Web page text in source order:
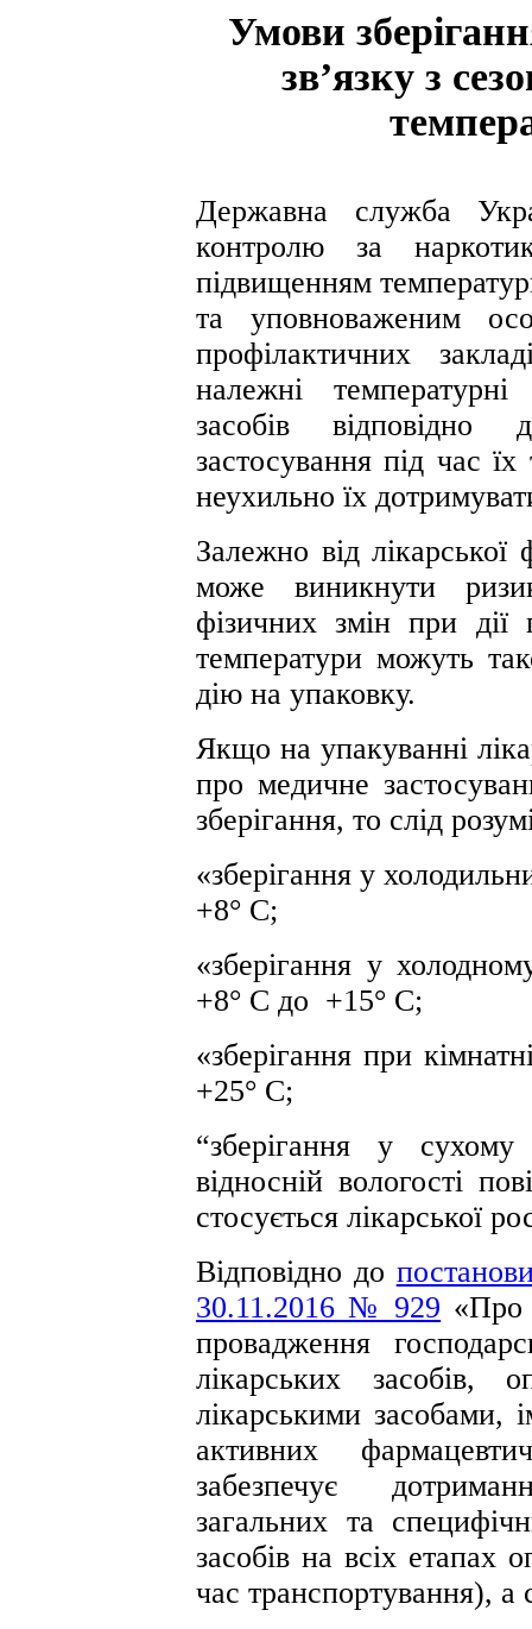
Умови
зв’язку з
Державна служба
контролю за
підвищенням
та уповноваженим
профілактичних
належні
засобів
застосування під час
неухильно їх
Залежно від лікарської
може виникнути
фізичних змін при дії
температури можуть
дію на упаковку.
Якщо на упакуванні
про медичне
зберігання, то слід
«зберігання у
+8° С;
«зберігання у
+8° С до +15° С;
«зберігання при
+25° С;
“зберігання у
відносній вологості
стосується лікарської
Відповідно до
30.11.2016 № 929 «Про
провадження
лікарських засобів,
лікарськими засобами,
активних
забезпечує
загальних та
засобів на всіх етапах
час транспортування), а